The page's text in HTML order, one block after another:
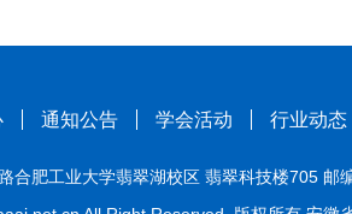
通知公告 学会活动 行业动态
合肥工业大学翡翠湖校区 翡翠科技楼705